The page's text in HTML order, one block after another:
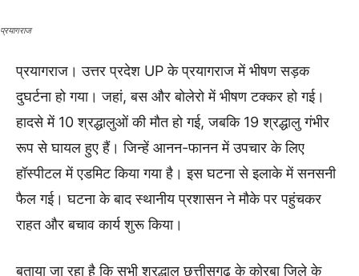
प्रयागराज
प्रयागराज। उत्तर प्रदेश UP के प्रयागराज में भीषण सड़क
दुघर्टना हो गया। जहां, बस और बोलेरो में भीषण टक्कर हो गई।
हादसे में 10 श्रद्धालुओं की मौत हो गई, जबकि 19 श्रद्धालु गंभीर
रूप से घायल हुए हैं। जिन्हें आनन-फानन में उपचार के लिए
हॉस्पीटल में एडमिट किया गया है। इस घटना से इलाके में सनसनी
फैल गई। घटना के बाद स्थानीय प्रशासन ने मौके पर पहुंचकर
राहत और बचाव कार्य शुरू किया।
बताया जा रहा है कि सभी श्रद्धालु छत्तीसगढ़ के कोरबा जिले के